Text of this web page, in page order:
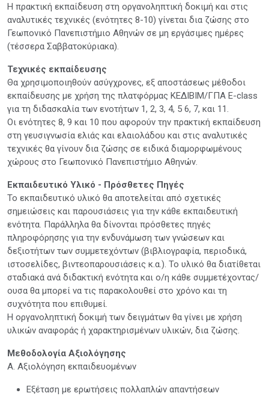
Η πρακτική εκπαίδευση στη οργανοληπτική δοκιμή και στις
αναλυτικές τεχνικές (ενότητες 8-10) γίνεται δια ζώσης στο
Γεωπονικό Πανεπιστήμιο Αθηνών σε μη εργάσιμες ημέρες
(τέσσερα Σαββατοκύριακα).
Τεχνικές εκπαίδευσης
Θα χρησιμοποιηθούν ασύγχρονες, εξ αποστάσεως μέθοδοι
εκπαίδευσης με χρήση της πλατφόρμας ΚΕΔΙΒΙΜ/ΓΠΑ Ε-class
για τη διδασκαλία των ενοτήτων 1, 2, 3, 4, 5 6, 7, και 11.
Οι ενότητες 8, 9 και 10 που αφορούν την πρακτική εκπαίδευση
στη γευσιγνωσία ελιάς και ελαιολάδου και στις αναλυτικές
τεχνικές θα γίνουν δια ζώσης σε ειδικά διαμορφωμένους
χώρους στο Γεωπονικό Πανεπιστήμιο Αθηνών.
Εκπαιδευτικό Υλικό - Πρόσθετες Πηγές
Το εκπαιδευτικό υλικό θα αποτελείται από σχετικές
σημειώσεις και παρουσιάσεις για την κάθε εκπαιδευτική
ενότητα. Παράλληλα θα δίνονται πρόσθετες πηγές
πληροφόρησης για την ενδυνάμωση των γνώσεων και
δεξιοτήτων των συμμετεχόντων (βιβλιογραφία, περιοδικά,
ιστοσελίδες, βιντεοπαρουσιάσεις κ.α.). Το υλικό θα διατίθεται
σταδιακά ανά διδακτική ενότητα και ο/η κάθε συμμετέχοντας/
ουσα θα μπορεί να τις παρακολουθεί στο χρόνο και τη
συχνότητα που επιθυμεί.
Η οργανοληπτική δοκιμή των δειγμάτων θα γίνει με xρήση
υλικών αναφοράς ή χαρακτηρισμένων υλικών, δια ζώσης.
Μεθοδολογία Αξιολόγησης
Α. Αξιολόγηση εκπαιδευομένων
Εξέταση με ερωτήσεις πολλαπλών απαντήσεων